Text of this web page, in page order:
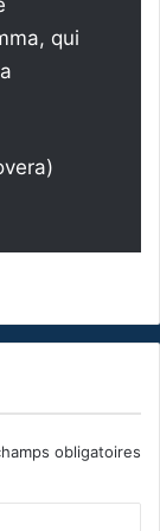
qui
obligatoires